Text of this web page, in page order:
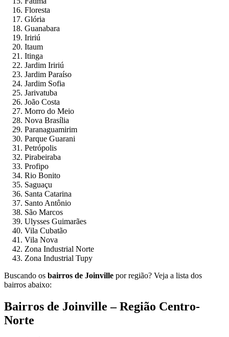
Floresta
Glória
Guanabara
Iririú
Itaum
Itinga
Jardim Iririú
Jardim Paraíso
Jardim Sofia
Jarivatuba
João Costa
Morro do Meio
Nova Brasília
Paranaguamirim
Parque Guarani
Petrópolis
Pirabeiraba
Profipo
Rio Bonito
Saguaçu
Santa Catarina
Santo Antônio
São Marcos
Ulysses Guimarães
Vila Cubatão
Vila Nova
Zona Industrial Norte
Zona Industrial Tupy
Buscando os bairros de Joinville por região? Veja a lista dos
bairros abaixo:
Bairros de Joinville – Região Centro-
Norte